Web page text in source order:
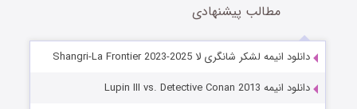
مطالب پیشنهادی
دانلود انیمه لشکر شانگری لا Shangri-La Frontier 2023-2025
دانلود انیمه Lupin III vs. Detective Conan 2013